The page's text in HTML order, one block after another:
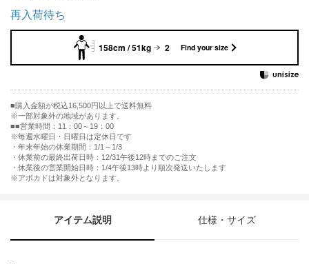
再入荷待ち
158cm / 51kg 2 Find your size
購入金額が税込16,500円以上で送料無料
※一部対象外の地域があります。
■営業時間：11：00～19：00
※毎週水曜日・日曜日は定休日です
・年末年始の休業期間：1/1～1/3
・休業前の最終出荷日時：12/31午後12時までのご注文
・休業後の営業開始日時：1/4午後13時より順次発送いたします
※アボカドは対象外となります。
アイテム説明 仕様・サイズ